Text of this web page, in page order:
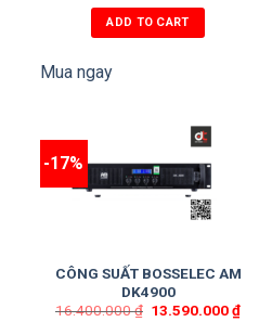
ADD TO CART
Mua ngay
-17%
CÔNG SUẤT BOSSELEC AM
DK4900
16.400.000₫ 13.590.000₫